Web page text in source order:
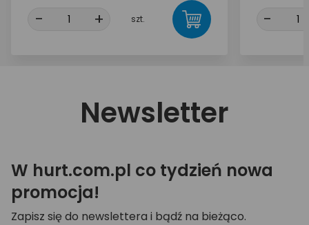
- + szt. -
Newsletter
W hurt.com.pl co tydzień nowa
promocja!
Zapisz się do newslettera i bądź na bieżąco.